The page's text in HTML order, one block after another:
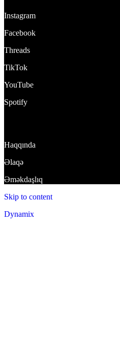
Instagram
Facebook
Threads
TikTok
YouTube
Spotify
Haqqında
Əlaqə
Əməkdaşlıq
Skip to content
Dynamix